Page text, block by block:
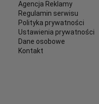
Agencja Reklamy
Regulamin serwisu
Polityka prywatności
Ustawienia prywatności
Dane osobowe
Kontakt